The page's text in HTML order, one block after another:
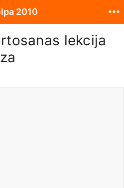
lekcija
2010